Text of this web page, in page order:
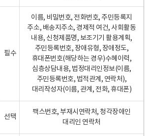
필수
이름, 비밀번호, 전화번호, 주민등록지
주소, 배송지주소, 경제적 여건, 사회활동
내용, 신청제품명, 보조기기 활용계획,
주민등록번호, 장애유형, 장애정도,
휴대폰번호(해당하는 경우)수혜이력,
심층상담내용, 법정대리인정보(이름,
주민등록번호, 법적관계, 연락처),
대리작성자(이름, 관계, 전화, 휴대폰)
선택
팩스번호, 부재시연락처, 청각장애인
대리인 연락처